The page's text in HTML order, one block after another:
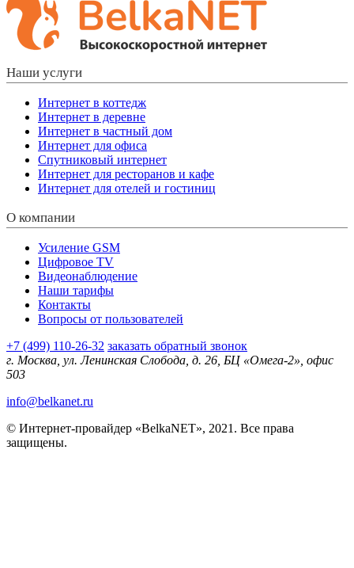
Наши услуги
Интернет в коттедж
Интернет в деревне
Интернет в частный дом
Интернет для офиса
Спутниковый интернет
Интернет для ресторанов и кафе
Интернет для отелей и гостиниц
О компании
Усиление GSM
Цифровое TV
Видеонаблюдение
Наши тарифы
Контакты
Вопросы от пользователей
+7 (499) 110-26-32 заказать обратный звонок
г. Москва, ул. Ленинская Слобода, д. 26, БЦ «Омега-2», офис
503
info@belkanet.ru
© Интернет-провайдер «BelkaNET», 2021. Все права
защищены.